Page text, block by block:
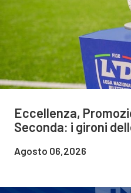
Eccellenza,
Seconda: i gironi
Agosto 06,2026